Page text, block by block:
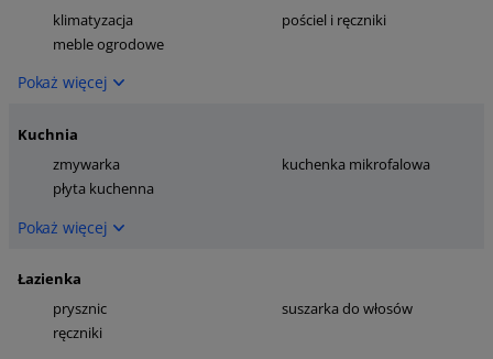
klimatyzacja
pościel i ręczniki
meble ogrodowe
Pokaż więcej
Kuchnia
zmywarka
kuchenka mikrofalowa
płyta kuchenna
Pokaż więcej
Łazienka
prysznic
suszarka do włosów
ręczniki